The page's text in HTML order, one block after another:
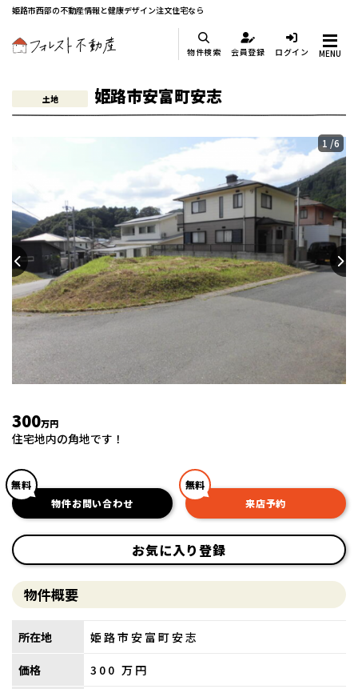
姫路市西部の不動産情報と健康デザイン注文住宅なら
物件検索 会員登録 ログイン MENU
土地 姫路市安富町安志
1 /6
300万円
住宅地内の角地です！
無料
物件お問い合わせ
無料
来店予約
お気に入り登録
物件概要
所在地 姫路市安富町安志
価格 300 万円